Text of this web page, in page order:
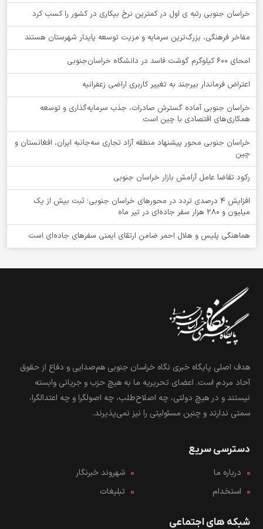
خراسان جنوبی رتبه ی اول در کمترین نرخ بیکاری در کشور را کسب کرد
مفاخر فرهنگی، بزرگ‌ترین سرمایه و مزیت توسعه پایدار شهرستان هستند
امحای ۶۰۰ کیلوگرم گوشت فاسد در دانشگاه خراسان‌جنوبی
اعتراض فرماندار بیرجند به تغییر کاربری اراضی زعفرانیه
خراسان جنوبی آماده گسترش صادرات، جذب سرمایه‌گذاری و توسعه
همکاری‌های اقتصادی با چین است
خراسان جنوبی محور پیشنهاد منطقه آزاد تجاری سه‌جانبه ایران، افغانستان و
چین
رکود تقاضا عامل آرامش بازار خراسان جنوبی
افزایش 4 درصدی تردد در محورهای خراسان جنوبی؛ ثبت بیش از یک
میلیون و 280 هزار سفر جاده‌ای در تیر ماه
هماهنگی پلیس و هلال احمر ضامن ارتقای ایمنی سفرهای جاده‌ای است
هدف اصلی پایگاه خبری نگاه خراسان جنوبی هم‌صدایی و دفاع از حقوق
آحاد مردم است. اعضای تحریریه ما به هیچ حزب و جریانی وابسته
نیستند و در هیچ دولتی، چه اصلاح‌طلب، چه اصولگرا و چه اعتدالگرا،
سمتی ندارند و چنین مسئولیتی را نیز نمی‌پذیرند.
دسترسی سریع
درباره ما
شهروند خبرنگار
استخدام
تبلیغات
شبکه های اجتماعی